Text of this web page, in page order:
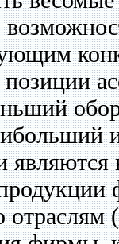
отраслям